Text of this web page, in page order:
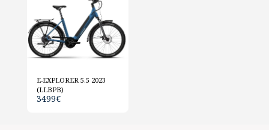
E-EXPLORER 5.5 2023
(LLBPB)
3499€